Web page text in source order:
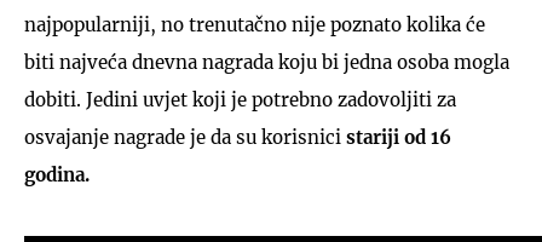
najpopularniji, no trenutačno nije poznato kolika će
biti najveća dnevna nagrada koju bi jedna osoba mogla
dobiti. Jedini uvjet koji je potrebno zadovoljiti za
osvajanje nagrade je da su korisnici stariji od 16
godina.